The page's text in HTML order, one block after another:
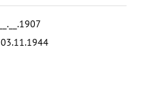
__.__.1907
03.11.1944